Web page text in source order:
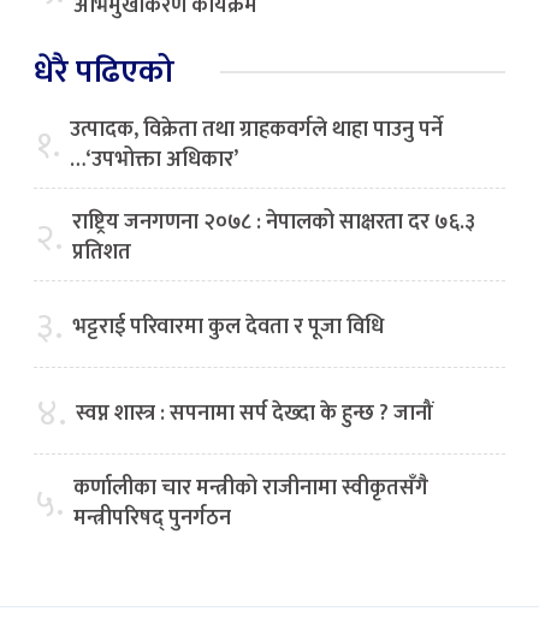
धेरै पढिएको
१. उत्पादक, विक्रेता तथा ग्राहकवर्गले थाहा पाउनु पर्ने
…‘उपभोक्ता अधिकार’
२. राष्ट्रिय जनगणना २०७८ : नेपालको साक्षरता दर ७६.३
प्रतिशत
३. भट्टराई परिवारमा कुल देवता र पूजा विधि
४. स्वप्न शास्त्र : सपनामा सर्प देख्दा के हुन्छ ? जानौं
५. कर्णालीका चार मन्त्रीको राजीनामा स्वीकृतसँगै
मन्त्रीपरिषद् पुनर्गठन